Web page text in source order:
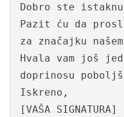
Dobro ste
Pazit ću da
za značajku
Hvala vam još
doprinosu
Iskreno,
[VAŠA SIGNATURA]